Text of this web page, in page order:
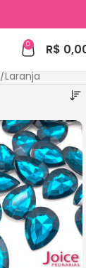
0 R$
Laranja